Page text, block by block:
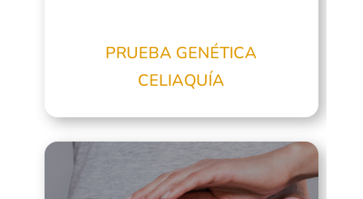
PRUEBA GENÉTICA
CELIAQUÍA